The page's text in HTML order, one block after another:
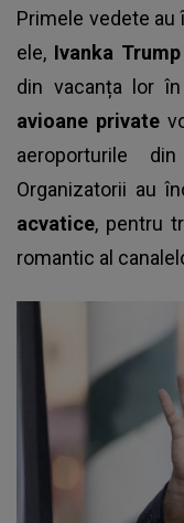
Primele vedete
ele, Ivanka
din vacanța lor
avioane private
aeroporturile
Organizatorii au
acvatice, pentru
romantic al